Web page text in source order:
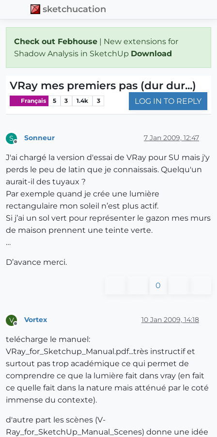
sketchucation
Check out Febhouse | New extensions for
Shadow Analysis in SketchUp Download
VRay mes premiers pas (dur dur...)
Français 5 3 1.4k 3 LOG IN TO REPLY
S Sonneur 7 Jan 2009, 12:47
J'ai chargé la version d'essai de VRay pour SU mais j'y
perds le peu de latin que je connaissais. Quelqu'un
aurait-il des tuyaux ?
Par exemple quand je crée une lumière
rectangulaire mon soleil n’est plus actif.
Si j’ai un sol vert pour représenter le gazon mes murs
de maison prennent une teinte verte.
…
D’avance merci.
0
V Vortex 10 Jan 2009, 14:18
telécharge le manuel:
VRay_for_Sketchup_Manual.pdf...très instructif et
surtout pas trop académique ce qui permet de
comprendre ce que la lumière fait dans vray (en fait
ce quelle fait dans la nature mais atténué par le coté
immense du contexte).
d'autre part les scènes (V-
Ray_for_SketchUp_Manual_Scenes) donne une idée